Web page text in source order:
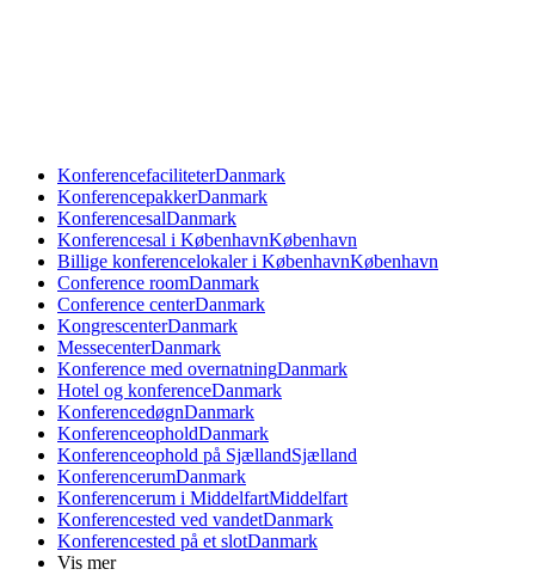
KonferencefaciliteterDanmark
KonferencepakkerDanmark
KonferencesalDanmark
Konferencesal i KøbenhavnKøbenhavn
Billige konferencelokaler i KøbenhavnKøbenhavn
Conference roomDanmark
Conference centerDanmark
KongrescenterDanmark
MessecenterDanmark
Konference med overnatningDanmark
Hotel og konferenceDanmark
KonferencedøgnDanmark
KonferenceopholdDanmark
Konferenceophold på SjællandSjælland
KonferencerumDanmark
Konferencerum i MiddelfartMiddelfart
Konferencested ved vandetDanmark
Konferencested på et slotDanmark
Vis mer